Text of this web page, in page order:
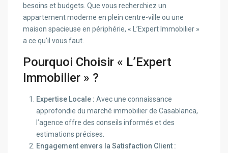
besoins et budgets. Que vous recherchiez un
appartement moderne en plein centre-ville ou une
maison spacieuse en périphérie, « L’Expert Immobilier »
a ce qu’il vous faut.
Pourquoi Choisir « L’Expert
Immobilier » ?
Expertise Locale : Avec une connaissance
approfondie du marché immobilier de Casablanca,
l’agence offre des conseils informés et des
estimations précises.
Engagement envers la Satisfaction Client :